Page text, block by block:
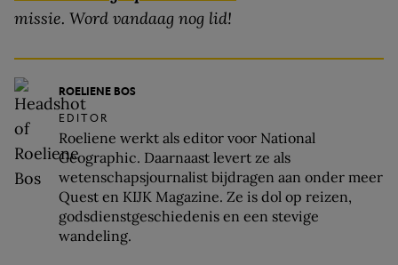
missie. Word vandaag nog lid!
ROELIENE BOS
EDITOR
Roeliene werkt als editor voor National
Geographic. Daarnaast levert ze als
wetenschapsjournalist bijdragen aan onder meer
Quest en KIJK Magazine. Ze is dol op reizen,
godsdienstgeschiedenis en een stevige
wandeling.